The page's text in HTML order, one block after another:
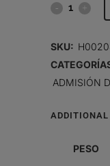
PREFILTRO,
quantity
SKU:
ADMISIÓN
PESO